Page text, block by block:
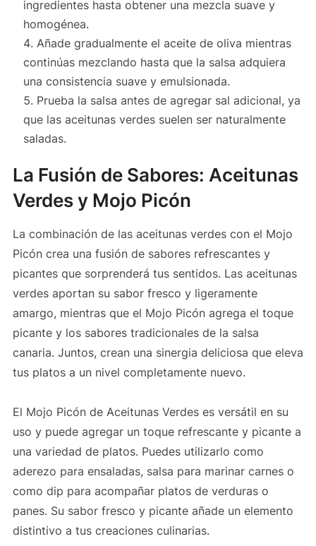
ingredientes hasta obtener una mezcla suave y
homogénea.
Añade gradualmente el aceite de oliva mientras
continúas mezclando hasta que la salsa adquiera
una consistencia suave y emulsionada.
Prueba la salsa antes de agregar sal adicional, ya
que las aceitunas verdes suelen ser naturalmente
saladas.
La Fusión de Sabores: Aceitunas
Verdes y Mojo Picón
La combinación de las aceitunas verdes con el Mojo
Picón crea una fusión de sabores refrescantes y
picantes que sorprenderá tus sentidos. Las aceitunas
verdes aportan su sabor fresco y ligeramente
amargo, mientras que el Mojo Picón agrega el toque
picante y los sabores tradicionales de la salsa
canaria. Juntos, crean una sinergia deliciosa que eleva
tus platos a un nivel completamente nuevo.
El Mojo Picón de Aceitunas Verdes es versátil en su
uso y puede agregar un toque refrescante y picante a
una variedad de platos. Puedes utilizarlo como
aderezo para ensaladas, salsa para marinar carnes o
como dip para acompañar platos de verduras o
panes. Su sabor fresco y picante añade un elemento
distintivo a tus creaciones culinarias.